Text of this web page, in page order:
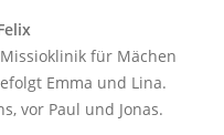
für Mächen
Emma und Lina.
vor Paul und Jonas.